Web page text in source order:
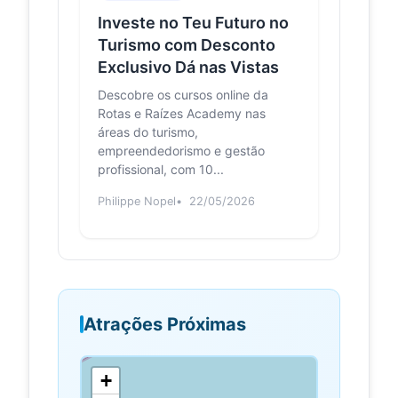
Capelinhos.
MIRADOURO DA
RIBEIRA DAS CABRAS
People use Yelp to search for
everything from the city&#x27;s
tastiest burger to the most
renowned cardiologist. What wi...
das Cabras e
Faial,
Açores,
Portugal.JPG
- Wikimedia
Commons
Investe no Teu Futuro no
Turismo com Desconto
Exclusivo Dá nas Vistas
Descobre os cursos online da
Rotas e Raízes Academy nas
áreas do turismo,
empreendedorismo e gestão
profissional, com 10...
Philippe Nopel 22/05/2026
Atrações Próximas
+